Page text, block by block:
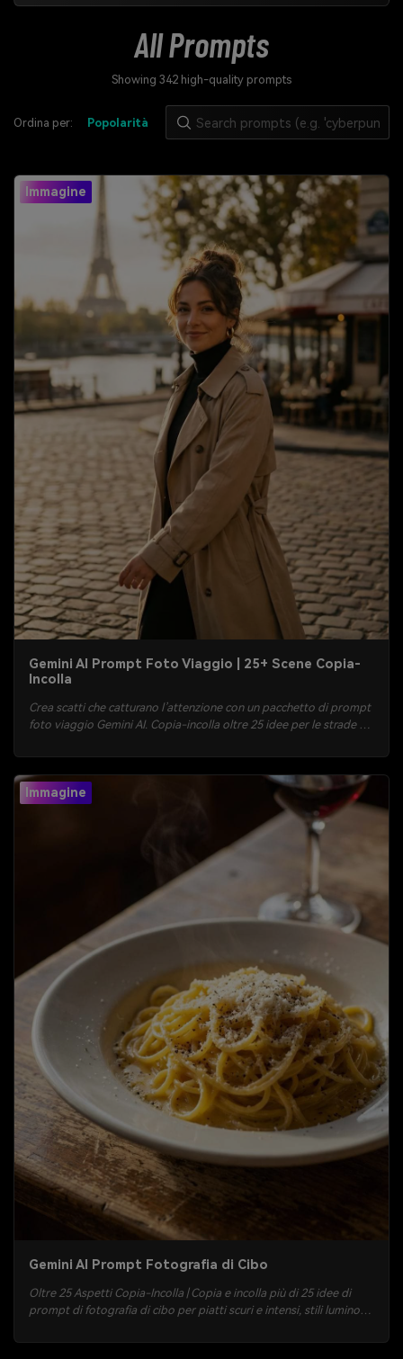
All Prompts
Showing 342 high-quality prompts
Ordina per: Popolarità
Immagine
Gemini AI Prompt Foto Viaggio | 25+ Scene Copia-
Incolla
Crea scatti che catturano l’attenzione con un pacchetto di prompt
foto viaggio Gemini AI. Copia-incolla oltre 25 idee per le strade di
montagna e scene spontanee in aeroporto. Carica una foto,
genera e scarica in pochi minuti.
Immagine
Gemini AI Prompt Fotografia di Cibo
Oltre 25 Aspetti Copia-Incolla | Copia e incolla più di 25 idee di
prompt di fotografia di cibo per piatti scuri e intensi, stili luminosi,
Carica una foto, genera immagini ultra realistiche e scarica